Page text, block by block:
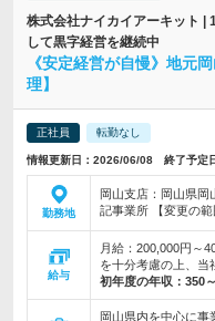
株式会社ナイカイアーキット
して黒字経営を継続中
《安定経営が自慢》地元
理】
正社員 転勤なし
情報更新日：2026/06/08 終了予定
勤務地
岡山支店：岡山県岡
記事業所 【変更の
給与
月給：200,000円～
を十分考慮の上、当
初年度の年収： 350
岡山県内を中心に事